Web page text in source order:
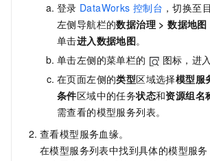
登录 DataWorks 控制台 ，切换至
左侧导航栏的数据治理 >数据地图
单击进入数据地图。
单击左侧的菜单栏的
图标，进入
在页面左侧的类型区域选择模型服
条件区域中的任务状态和资源组名
需查看的模型服务列表。
查看模型服务血缘。
在模型服务列表中找到具体的模型服